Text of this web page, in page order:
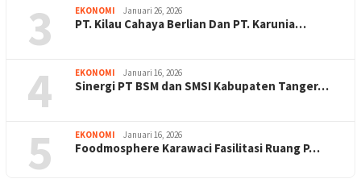
3 EKONOMI Januari 26, 2026
PT. Kilau Cahaya Berlian Dan PT. Karunia…
4 EKONOMI Januari 16, 2026
Sinergi PT BSM dan SMSI Kabupaten Tanger…
5 EKONOMI Januari 16, 2026
Foodmosphere Karawaci Fasilitasi Ruang P…